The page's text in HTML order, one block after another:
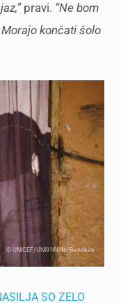
pravi. “Ne bom
končati šolo
© UNICEF/UNI916646/Benekire
SO ZELO